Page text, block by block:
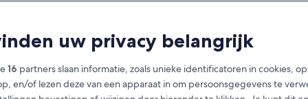
you need to know before
uw privacy belangrijk
16 partners slaan informatie, zoals unieke identificatoren in cookies,
en/of lezen deze van een apparaat in om persoonsgegevens te